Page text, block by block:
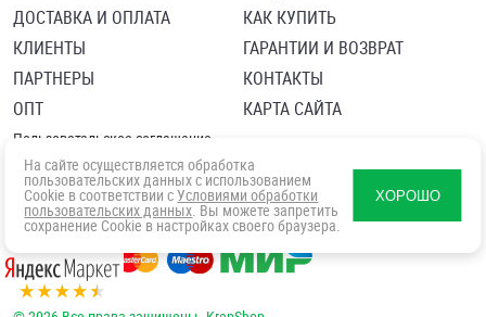
ДОСТАВКА И ОПЛАТА
КЛИЕНТЫ
ПАРТНЕРЫ
ОПТ
КАК КУПИТЬ
ГАРАНТИИ И ВОЗВРАТ
КОНТАКТЫ
КАРТА САЙТА
Пользовательское соглашение
Политика в отношении обработки персональных данных
Согласие посетителя сайта на обработку персональных данны
На сайте осуществляется обработка
пользовательских данных с использованием
Cookie в соответствии с Условиями обработки
пользовательских данных. Вы можете запретить
сохранение Cookie в настройках своего браузера.
ХОРОШО